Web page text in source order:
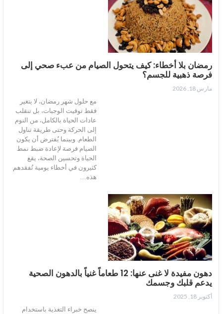
رمضان بلا أخطاء: كيف يتحول الصيام من عبء صحي إلى
فرصة ذهبية للجسم؟
مارس 18, 2026
مع حلول شهر رمضان، لا يتغير
فقط توقيت الوجبات، بل تنقلب
عادات الحياة بالكامل، من النوم
إلى الحركة وحتى طريقة تناول
الطعام. وبينما يُفترض أن يكون
الصيام فرصة لإعادة ضبط نمط
الحياة وتحسين الصحة، يقع
كثيرون في أخطاء يومية تُفقدهم
هذه…
دهون مفيدة لا غنى عنها: 12 طعاماً غنياً بالدهون الصحية
يدعم قلبك وجسمك
أكتوبر 18, 2025
ينصح خبراء التغذية باستخدام